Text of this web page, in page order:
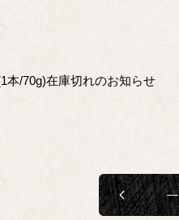
本/70g)在庫切れのお知らせ